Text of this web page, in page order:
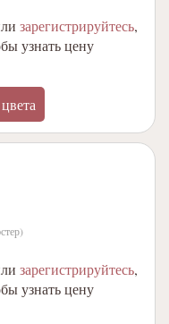
зарегистрируйтесь,
узнать цену
зарегистрируйтесь,
узнать цену